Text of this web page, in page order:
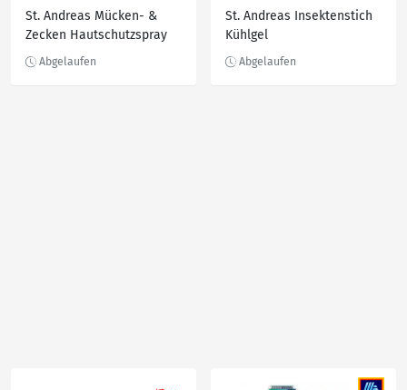
St. Andreas Mücken- &
Zecken Hautschutzspray
St. Andreas Insektenstich
Kühlgel